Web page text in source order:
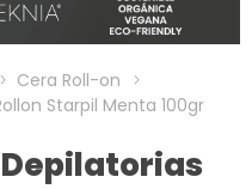
Cera Roll-on
Starpil Menta 100gr
Depilatorias